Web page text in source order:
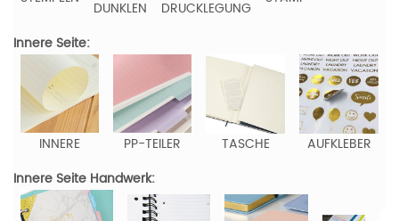
DUNKLEN
DRUCKLEGUNG
Innere Seite:
INNERE PP-TEILER TASCHE
AUFKLEBER
Innere Seite Handwerk: